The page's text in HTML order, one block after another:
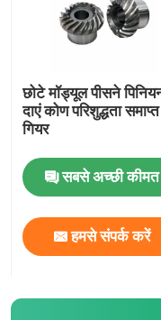
साइकिल गियर
सिलाई मशीन गियर
औद्योगिक रेड्यूसर गियर
छोटे मॉड्यूल पीसने
दाएं कोण परिशुद्धता समाप्त
गियर
सबसे अच्छी कीमत
हमसे संपर्क करें